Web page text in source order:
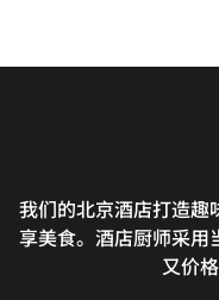
我们的北京酒店打造趣
享美食。酒店厨师采用
又价
经过漫长一天的工作之
动
雅乐轩能量：站24小
我们的北京怀柔餐厅为